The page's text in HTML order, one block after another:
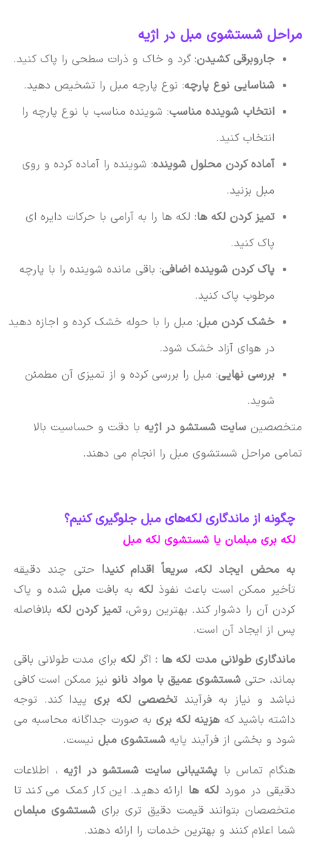
مراحل شستشوی مبل در اژیه
جاروبرقی کشیدن: گرد و خاک و ذرات سطحی را پاک کنید.
شناسایی نوع پارچه: نوع پارچه مبل را تشخیص دهید.
انتخاب شوینده مناسب: شوینده مناسب با نوع پارچه را
انتخاب کنید.
آماده کردن محلول شوینده: شوینده را آماده کرده و روی
مبل بزنید.
تمیز کردن لکه ها: لکه ها را به آرامی با حرکات دایره ای
پاک کنید.
پاک کردن شوینده اضافی: باقی مانده شوینده را با پارچه
مرطوب پاک کنید.
خشک کردن مبل: مبل را با حوله خشک کرده و اجازه دهید
در هوای آزاد خشک شود.
بررسی نهایی: مبل را بررسی کرده و از تمیزی آن مطمئن
شوید.
متخصصین سایت شستشو در اژیه با دقت و حساسیت بالا
تمامی مراحل شستشوی مبل را انجام می دهند.
چگونه از ماندگاری لکه‌های مبل جلوگیری کنیم؟
لکه بری مبلمان یا شستشوی لکه مبل
به محض ایجاد لکه، سریعاً اقدام کنید!حتی چند دقیقه
تأخیر ممکن است باعث نفوذ لکهبه بافت مبلشده و پاک
کردن آن را دشوار کند. بهترین روش، تمیز کردن لکهبلافاصله
پس از ایجاد آن است.
ماندگاری طولانی مدت لکه ها : اگر لکه برای مدت طولانی باقی
بماند، حتی شستشوی عمیق با مواد نانو نیز ممکن است کافی
نباشد و نیاز به فرآیند تخصصی لکه بری پیدا کند. توجه
داشته باشید که هزینه لکه بریبه صورت جداگانه محاسبه می
شود و بخشی از فرآیند پایه شستشوی مبل نیست.
هنگام تماس با پشتیبانی سایت شستشو در اژیه ، اطلاعات
دقیقی در مورد لکه ها ارائه دهید. این کار کمک می کند تا
متخصصان بتوانند قیمت دقیق تری برای شستشوی مبلمان
شما اعلام کنند و بهترین خدمات را ارائه دهند.